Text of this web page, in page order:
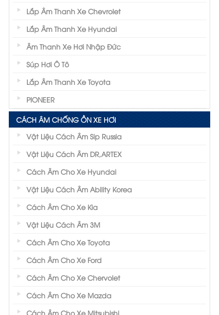
Lắp Âm Thanh Xe Chevrolet
Lắp Âm Thanh Xe Hyundai
Âm Thanh Xe Hơi Nhập Đức
Súp Hơi Ô Tô
Lắp Âm Thanh Xe Toyota
PIONEER
CÁCH ÂM CHỐNG ỒN XE HƠI
Vật Liệu Cách Âm Sip Russia
Vật Liệu Cách Âm DR,ARTEX
Cách Âm Cho Xe Hyundai
Vật Liệu Cách Âm Ability Korea
Cách Âm Cho Xe Kia
Vật Liệu Cách Âm 3M
Cách Âm Cho Xe Toyota
Cách Âm Cho Xe Ford
Cách Âm Cho Xe Chervolet
Cách Âm Cho Xe Mazda
Cách Âm Cho Xe Mitsubishi